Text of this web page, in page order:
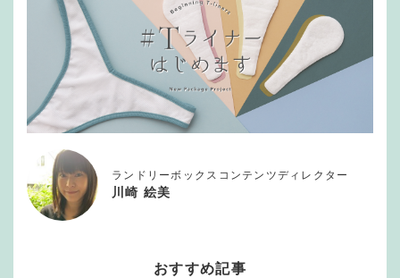
ランドリーボックスコンテンツディレクター
川崎 絵美
おすすめ記事